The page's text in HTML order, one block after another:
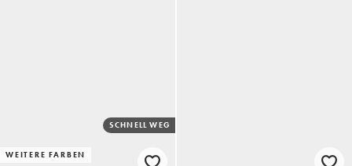
WEITERE FARBEN
SCHNELL WEG